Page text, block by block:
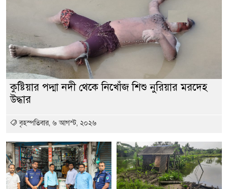
কুষ্টিয়ার পদ্মা নদী থেকে নিখোঁজ শিশু নুরিয়ার মরদেহ
উদ্ধার
বৃহস্পতিবার, ৬ আগস্ট, ২০২৬